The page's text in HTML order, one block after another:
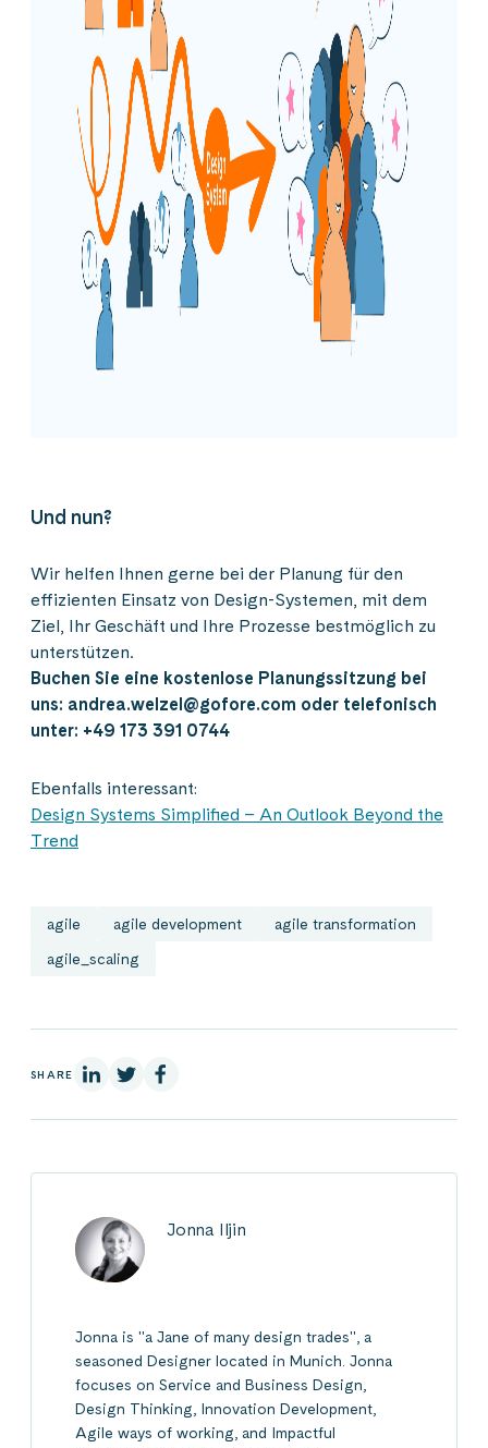
Und nun?
Wir helfen Ihnen gerne bei der Planung für den
effizienten Einsatz von Design-Systemen, mit dem
Ziel, Ihr Geschäft und Ihre Prozesse bestmöglich zu
unterstützen.
Buchen Sie eine kostenlose Planungssitzung bei
uns: andrea.welzel@gofore.com oder telefonisch
unter: +49 173 391 0744
Ebenfalls interessant:
Design Systems Simplified – An Outlook Beyond the
Trend
agile agile development
agile transformation
agile_scaling
SHARE On Linkedin
On X On Facebook
Jonna Iljin
Jonna is "a Jane of many design trades", a
seasoned Designer located in Munich. Jonna
focuses on Service and Business Design,
Design Thinking, Innovation Development,
Agile ways of working, and Impactful